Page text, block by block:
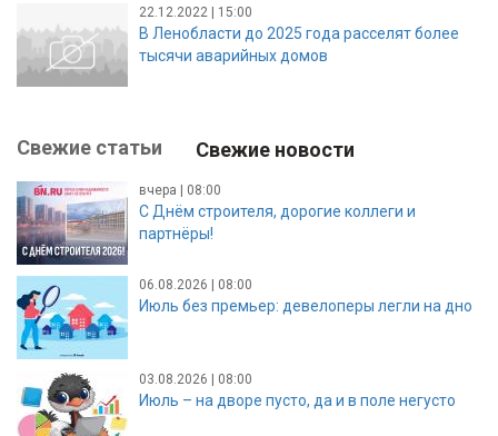
22.12.2022 | 15:00
В Ленобласти до 2025 года расселят более
тысячи аварийных домов
Свежие статьи Свежие новости
вчера | 08:00
С Днём строителя, дорогие коллеги и
партнёры!
06.08.2026 | 08:00
Июль без премьер: девелоперы легли на дно
03.08.2026 | 08:00
Июль – на дворе пусто, да и в поле негусто